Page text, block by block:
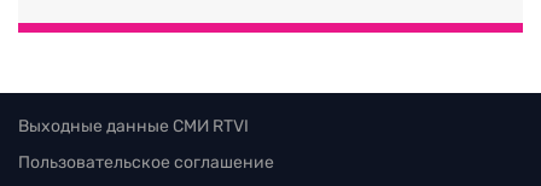
Выходные данные СМИ RTVI
Пользовательское соглашение